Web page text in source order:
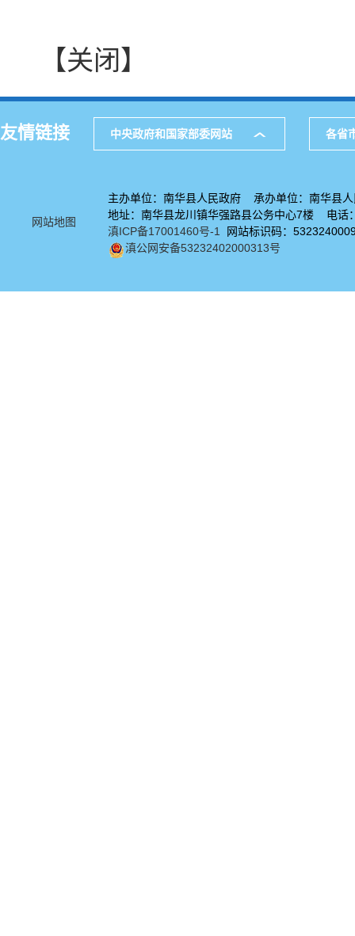
【关闭】
友情链接 中央政府和国家部委网站 各省
网站地图
主办单位：南华县人民政府 承办单位：南华县人
地址：南华县龙川镇华强路县公务中心7楼 电
滇ICP备17001460号-1
网站标识码：
滇公网安备53232402000313号